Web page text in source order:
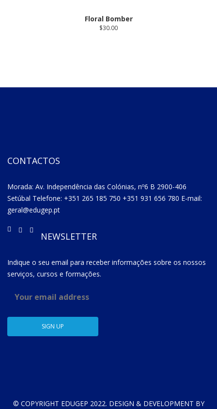
Floral Bomber
$30.00
CONTACTOS
Morada: Av. Independência das Colónias, nº6 B 2900-406
Setúbal Telefone: +351 265 185 750 +351 931 656 780 E-mail:
geral@edugep.pt
NEWSLETTER
Indique o seu email para receber informações sobre os nossos
serviços, cursos e formações.
© COPYRIGHT EDUGEP 2022. DESIGN & DEVELOPMENT BY